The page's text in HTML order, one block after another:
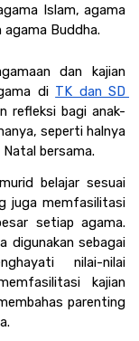
Islam, agama
Buddha.
dan kajian
di TK dan SD
refleksi bagi anak-
seperti halnya
bersama.
belajar sesuai
juga memfasilitasi
setiap agama.
digunakan sebagai
nilai-nilai
kajian
parenting